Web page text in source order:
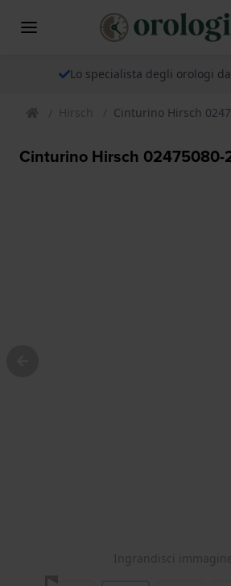
Lo specialista degli orologi
Hirsch Cinturino Hirsch
Cinturino Hirsch 02475080-
Ingrandisci